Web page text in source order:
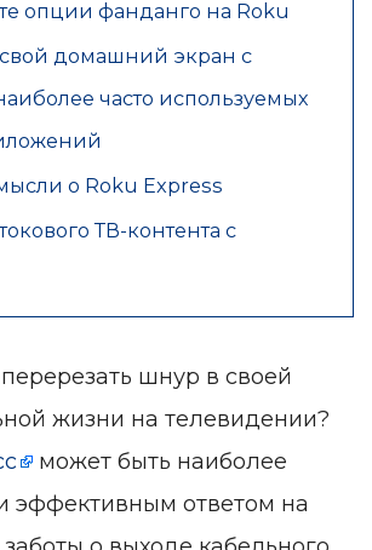
опции фанданго на Roku
свой домашний экран с
часто используемых
о Roku Express
ТВ-контента с
шнур в своей
жизни на телевидении?
может быть наиболее
эффективным ответом на